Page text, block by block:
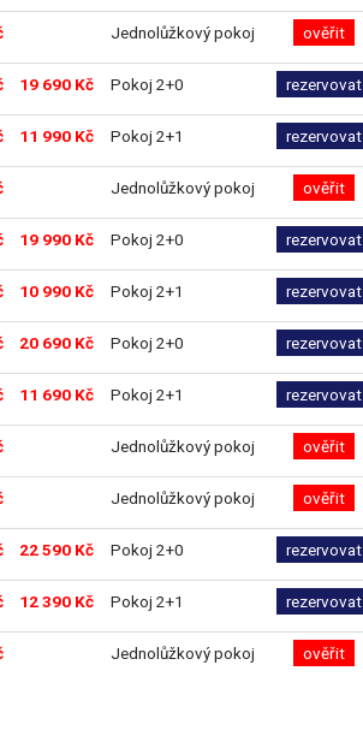
Jednolůžkový pokoj ověřit
19 690 Kč Pokoj 2+0 rezervovat
11 990 Kč Pokoj 2+1 rezervovat
Jednolůžkový pokoj ověřit
19 990 Kč Pokoj 2+0 rezervovat
10 990 Kč Pokoj 2+1 rezervovat
20 690 Kč Pokoj 2+0 rezervovat
11 690 Kč Pokoj 2+1 rezervovat
Jednolůžkový pokoj ověřit
Jednolůžkový pokoj ověřit
22 590 Kč Pokoj 2+0 rezervovat
12 390 Kč Pokoj 2+1 rezervovat
Jednolůžkový pokoj ověřit